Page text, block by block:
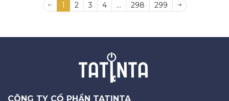
1 2 3 4 ... 298 299
CÔNG TY CỔ PHẦN TATINTA